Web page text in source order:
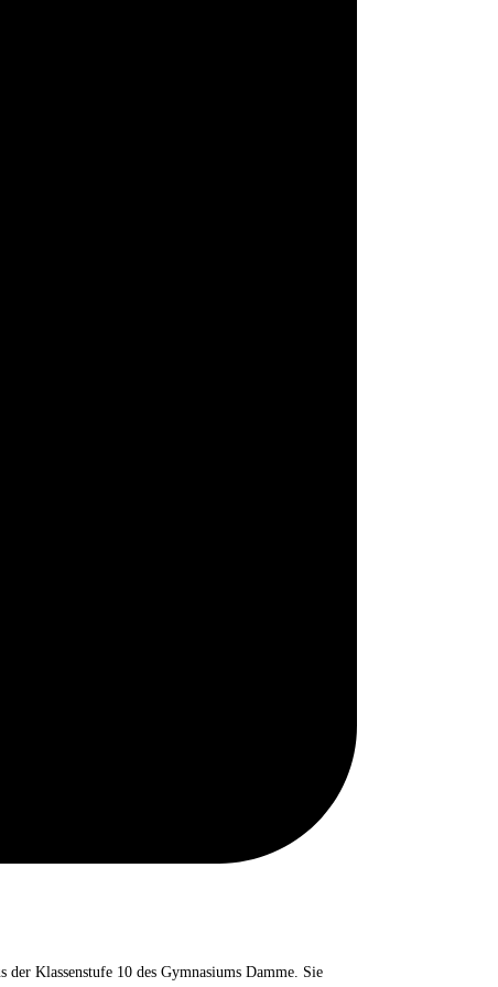
der Klassenstufe 10 des Gymnasiums Damme. Sie